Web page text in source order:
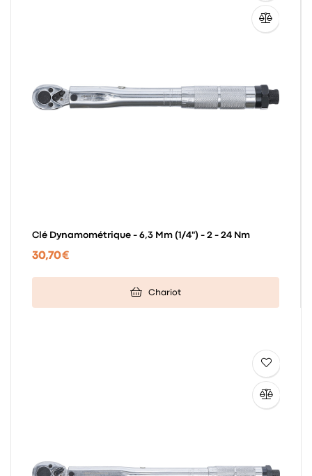
Clé Dynamométrique - 6,3 Mm (1/4") - 2 - 24 Nm
30,70 €
Chariot